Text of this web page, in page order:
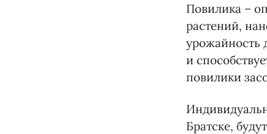
Повилика –
растений,
урожайность
и
повилики
Братске,